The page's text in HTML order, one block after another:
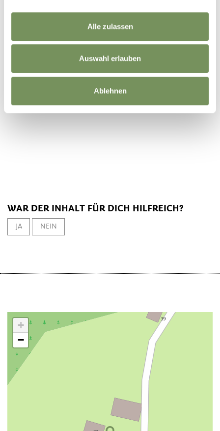
Alle zulassen
Auswahl erlauben
Ablehnen
Anmeldung erforderlich
Ja
Simon's Lama Trekking
WAR DER INHALT FÜR DICH HILFREICH?
JA NEIN
+
−